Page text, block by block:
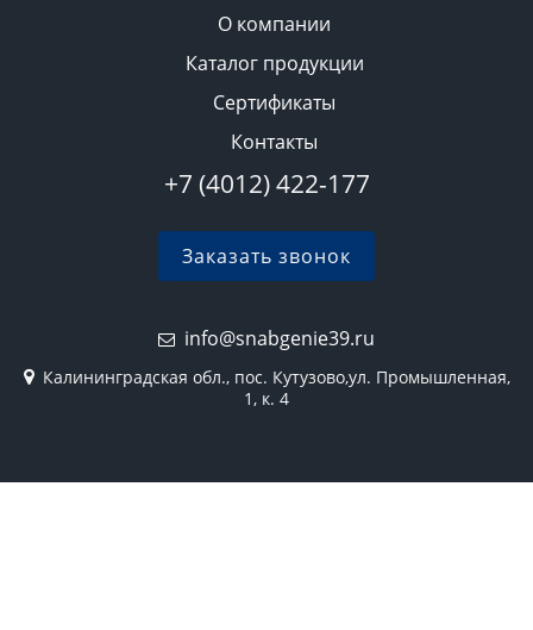
О компании
Каталог продукции
Сертификаты
Контакты
+7 (4012) 422-177
Заказать звонок
info@snabgenie39.ru
Калининградская обл., пос. Кутузово,ул. Промышленная,
1, к. 4